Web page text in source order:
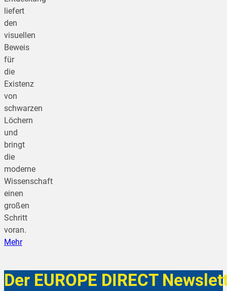
liefert
den
visuellen
Beweis
für
die
Existenz
von
schwarzen
Löchern
und
bringt
die
moderne
Wissenschaft
einen
großen
Schritt
voran.
Mehr
Der EUROPE DIRECT